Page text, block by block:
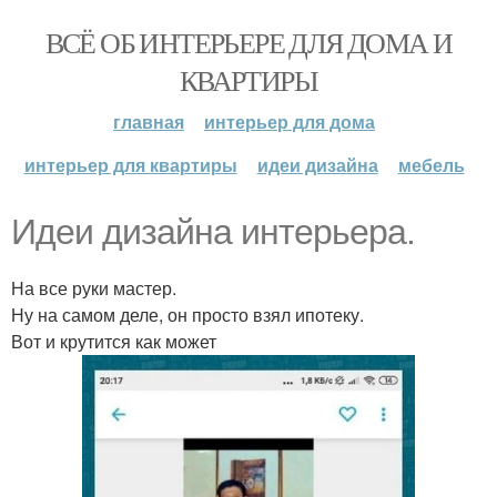
ВСЁ ОБ ИНТЕРЬЕРЕ ДЛЯ ДОМА И
КВАРТИРЫ
главная
интерьер для дома
интерьер для квартиры
идеи дизайна мебель
Идеи дизайна интерьера.
На все руки мастер.
Ну на самом деле, он просто взял ипотеку.
Вот и крутится как может